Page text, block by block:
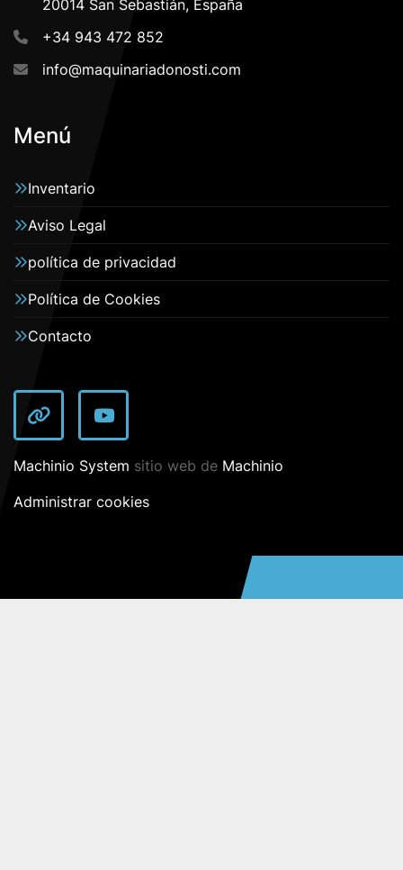
20014 San Sebastián, España
+34 943 472 852
info@maquinariadonosti.com
Menú
Inventario
Aviso Legal
política de privacidad
Política de Cookies
Contacto
other youtube
Machinio System sitio web de Machinio
Administrar cookies